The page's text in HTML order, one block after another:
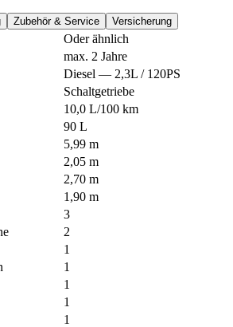
Zubehör & Service Versicherung
Oder ähnlich
max. 2 Jahre
Diesel — 2,3L / 120PS
Schaltgetriebe
10,0 L/100 km
90 L
5,99 m
2,05 m
2,70 m
1,90 m
3
2
1
1
1
1
1